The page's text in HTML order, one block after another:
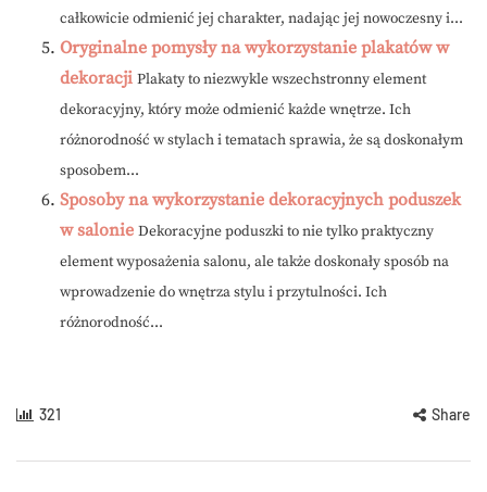
całkowicie odmienić jej charakter, nadając jej nowoczesny i...
Oryginalne pomysły na wykorzystanie plakatów w
dekoracji Plakaty to niezwykle wszechstronny element
dekoracyjny, który może odmienić każde wnętrze. Ich
różnorodność w stylach i tematach sprawia, że są doskonałym
sposobem...
Sposoby na wykorzystanie dekoracyjnych poduszek
w salonie Dekoracyjne poduszki to nie tylko praktyczny
element wyposażenia salonu, ale także doskonały sposób na
wprowadzenie do wnętrza stylu i przytulności. Ich
różnorodność...
321 Share